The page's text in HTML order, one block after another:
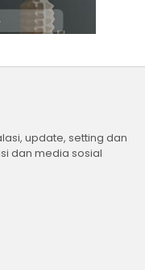
update, setting dan
dan media sosial